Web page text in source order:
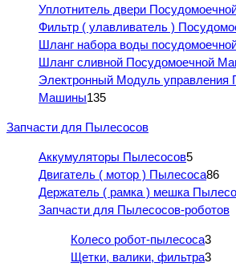
Уплотнитель двери
Фильтр ( улавливатель )
Шланг набора воды
Шланг сливной Посудомоечной
Электронный Модуль управления
Машины135
Запчасти для Пылесосов
Аккумуляторы Пылесосов5
Двигатель ( мотор ) Пылесоса86
Держатель ( рамка ) мешка
Запчасти для Пылесосов-роботов
Колесо робот-пылесоса3
Щетки, валики, фильтра3